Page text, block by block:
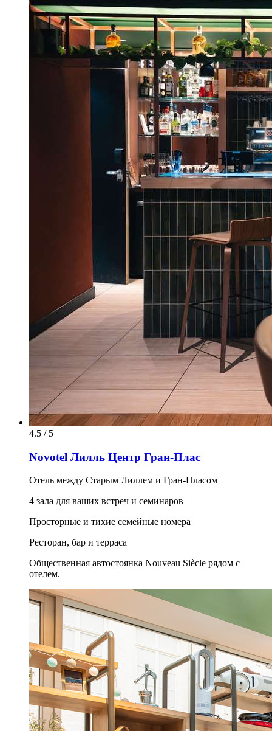
4.5 / 5
Novotel Лилль Центр Гран-Плас
Отель между Старым Лиллем и Гран-Пласом
4 зала для ваших встреч и семинаров
Просторные и тихие семейные номера
Ресторан, бар и терраса
Общественная автостоянка Nouveau Siècle рядом с
отелем.